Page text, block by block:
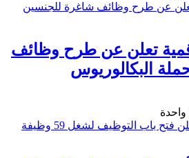
تعلن عن طرح وظائف
البكالوريوس